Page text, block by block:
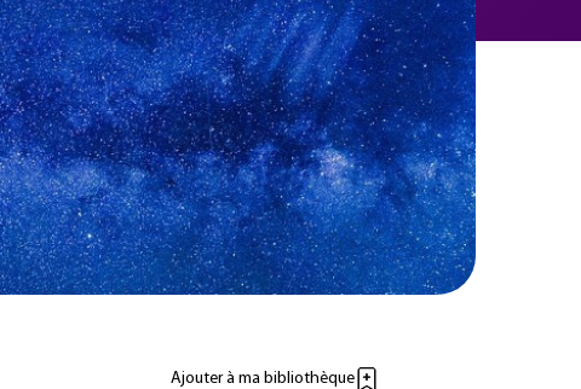
Ajouter à ma bibliothèque